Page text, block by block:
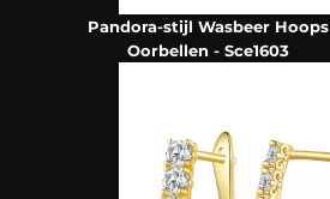
Pandora-stijl Wasbeer Hoops
Oorbellen - Sce1603